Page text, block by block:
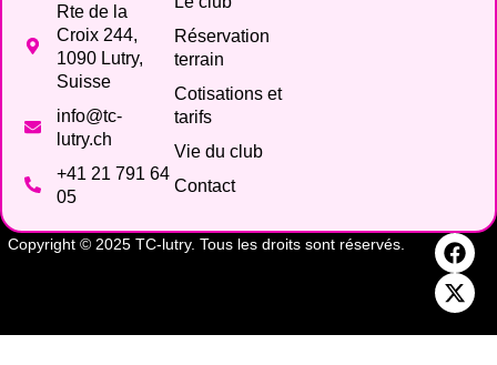
Rte de la
Croix 244,
1090 Lutry,
Suisse
info@tc-
lutry.ch
+41 21 791 64
05
Réservation
terrain
Cotisations et
tarifs
Vie du club
Contact
Copyright © 2025 TC-lutry. Tous les droits sont réservés.